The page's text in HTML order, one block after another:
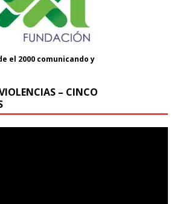
el 2000 comunicando y
– CINCO